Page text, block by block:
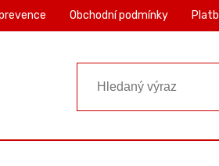
Obchodní podmínky